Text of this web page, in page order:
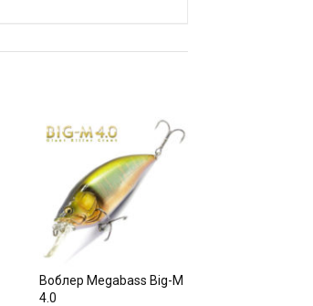
Воблер Megabass Big-M
4.0